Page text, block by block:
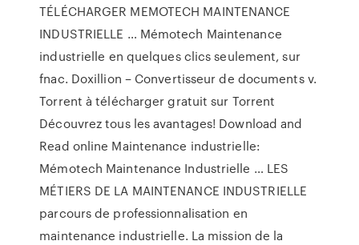
TÉLÉCHARGER MEMOTECH MAINTENANCE
INDUSTRIELLE … Mémotech Maintenance
industrielle en quelques clics seulement, sur
fnac. Doxillion – Convertisseur de documents v.
Torrent à télécharger gratuit sur Torrent
Découvrez tous les avantages! Download and
Read online Maintenance industrielle:
Mémotech Maintenance Industrielle … LES
MÉTIERS DE LA MAINTENANCE INDUSTRIELLE
parcours de professionnalisation en
maintenance industrielle. La mission de la